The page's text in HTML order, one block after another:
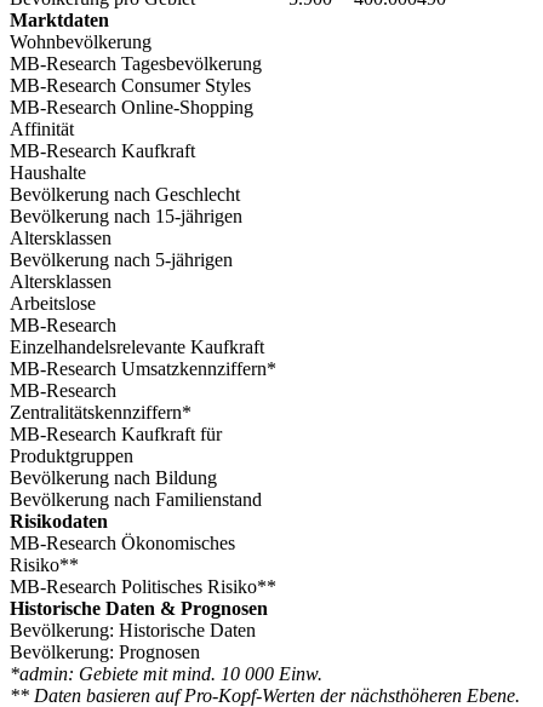
Marktdaten
Wohnbevölkerung
MB-Research Tagesbevölkerung
MB-Research Consumer Styles
MB-Research Online-Shopping
Affinität
MB-Research Kaufkraft
Haushalte
Bevölkerung nach Geschlecht
Bevölkerung nach 15-jährigen
Altersklassen
Bevölkerung nach 5-jährigen
Altersklassen
Arbeitslose
MB-Research
Einzelhandelsrelevante Kaufkraft
MB-Research Umsatzkennziffern*
MB-Research
Zentralitätskennziffern*
MB-Research Kaufkraft für
Produktgruppen
Bevölkerung nach Bildung
Bevölkerung nach Familienstand
Risikodaten
MB-Research Ökonomisches
Risiko**
MB-Research Politisches Risiko**
Historische Daten & Prognosen
Bevölkerung: Historische Daten
Bevölkerung: Prognosen
*admin: Gebiete mit mind. 10 000 Einw.
** Daten basieren auf Pro-Kopf-Werten der nächsthöheren Ebene.